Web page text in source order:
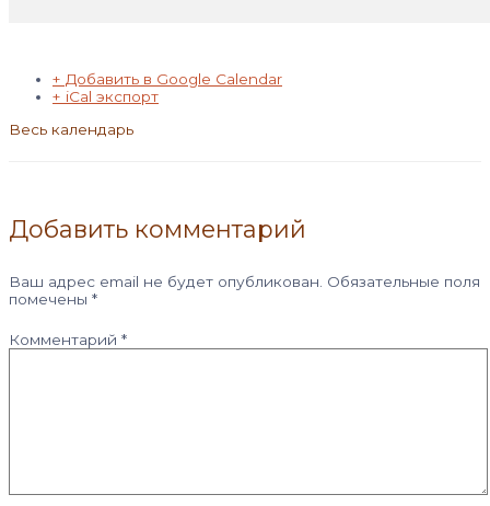
+ Добавить в Google Calendar
+ iCal экспорт
Весь календарь
Добавить комментарий
Ваш адрес email не будет опубликован. Обязательные поля
помечены *
Комментарий *